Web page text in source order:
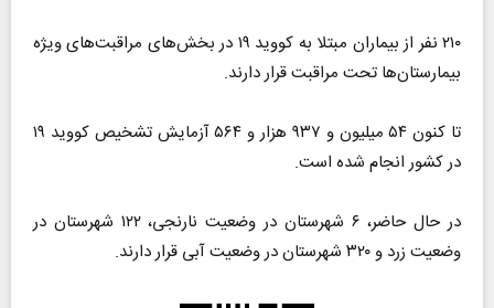
۲۱۰ نفر از بیماران مبتلا به کووید ۱۹ در بخش‌های مراقبت‌های ویژه
بیمارستان‌ها تحت مراقبت قرار دارند.
تا کنون ۵۴ میلیون و ۹۳۷ هزار و ۵۶۴ آزمایش تشخیص کووید ۱۹
در کشور انجام شده است.
در حال حاضر، ۶ شهرستان در وضعیت نارنجی، ۱۲۲ شهرستان در
وضعیت زرد و ۳۲۰ شهرستان در وضعیت آبی قرار دارند.